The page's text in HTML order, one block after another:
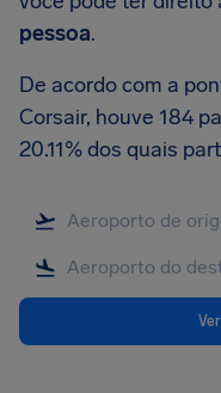
pessoa.
De acordo com a
Corsair, houve 184
20.11% dos quais